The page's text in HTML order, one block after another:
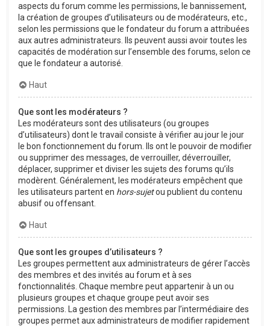
aspects du forum comme les permissions, le bannissement,
la création de groupes d’utilisateurs ou de modérateurs, etc.,
selon les permissions que le fondateur du forum a attribuées
aux autres administrateurs. Ils peuvent aussi avoir toutes les
capacités de modération sur l’ensemble des forums, selon ce
que le fondateur a autorisé.
Haut
Que sont les modérateurs ?
Les modérateurs sont des utilisateurs (ou groupes
d’utilisateurs) dont le travail consiste à vérifier au jour le jour
le bon fonctionnement du forum. Ils ont le pouvoir de modifier
ou supprimer des messages, de verrouiller, déverrouiller,
déplacer, supprimer et diviser les sujets des forums qu’ils
modèrent. Généralement, les modérateurs empêchent que
les utilisateurs partent en hors-sujetou publient du contenu
abusif ou offensant.
Haut
Que sont les groupes d’utilisateurs ?
Les groupes permettent aux administrateurs de gérer l’accès
des membres et des invités au forum et à ses
fonctionnalités. Chaque membre peut appartenir à un ou
plusieurs groupes et chaque groupe peut avoir ses
permissions. La gestion des membres par l’intermédiaire des
groupes permet aux administrateurs de modifier rapidement